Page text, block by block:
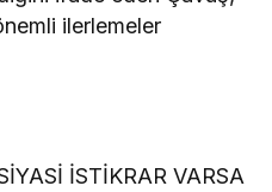
ilerlemeler
İSTİKRAR VARSA